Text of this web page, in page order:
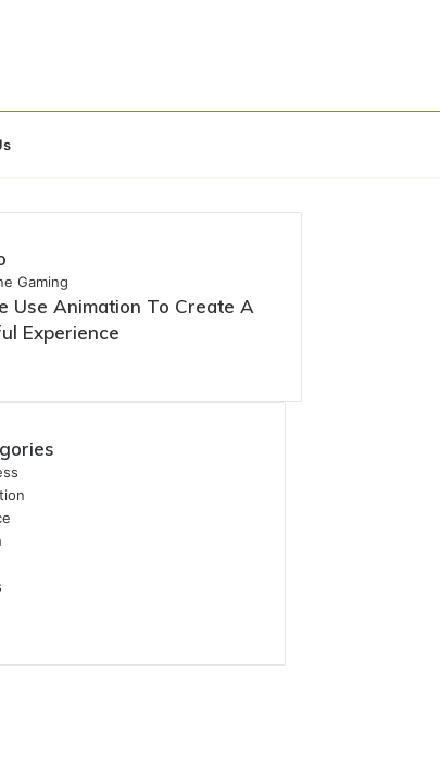
for
Use Animation To Create A
Experience